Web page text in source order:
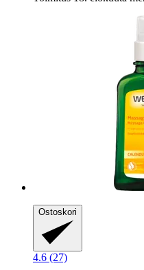
Ostoskori
4.6 (27)